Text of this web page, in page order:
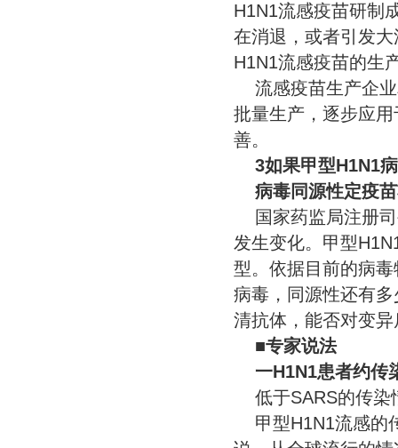
H1N1流感疫苗研制
在消退，或者引发
H1N1流感疫苗的生
流感疫苗生产企
批量生产，逐步应
善。
3如果甲型H1N1
病毒同源性定疫
国家药监局注册
发生变化。甲型
型。依据目前的病
病毒，同源性还有
清抗体，能否对变
■专家说法
一H1N1患者约传
低于SARS的传染
甲型H1N1流感的